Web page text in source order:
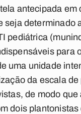
antecipada em
seja determinado
pediátrica
para
uma unidade
da escala
de modo que
dois plantonistas